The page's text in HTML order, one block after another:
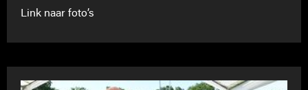
Link naar foto’s